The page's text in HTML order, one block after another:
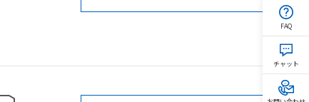
FAQ
チャット